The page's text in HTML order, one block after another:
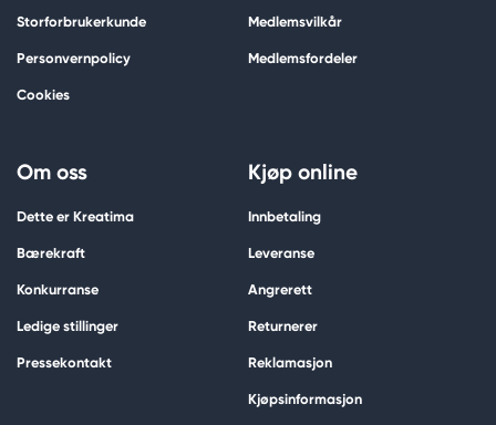
Storforbrukerkunde
Personvernpolicy
Cookies
Medlemsvilkår
Medlemsfordeler
Om oss
Dette er Kreatima
Bærekraft
Konkurranse
Ledige stillinger
Pressekontakt
Kjøp online
Innbetaling
Leveranse
Angrerett
Returnerer
Reklamasjon
Kjøpsinformasjon